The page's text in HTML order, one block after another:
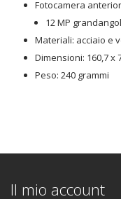
Fotocamera
12 MP
Materiali: acciaio e
Dimensioni: 160,7 x
Peso: 240 grammi
Il mio account